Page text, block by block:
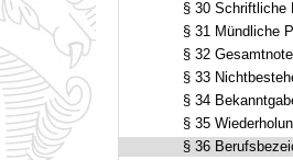
§ 30 Schriftliche
§ 31 Mündliche
§ 32 Gesamtnoten,
§ 33
§ 34
§ 35
§ 36